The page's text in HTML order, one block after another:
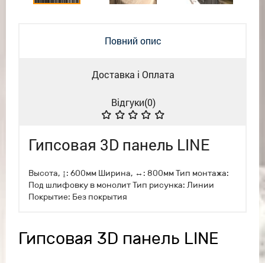
Повний опис
Доставка і Оплата
Відгуки(0)
Гипсовая 3D панель LINE
Высота, ↨: 600мм Ширина, ↔: 800мм Тип монтажа:
Под шлифовку в монолит Тип рисунка: Линии
Покрытие: Без покрытия
Гипсовая 3D панель LINE